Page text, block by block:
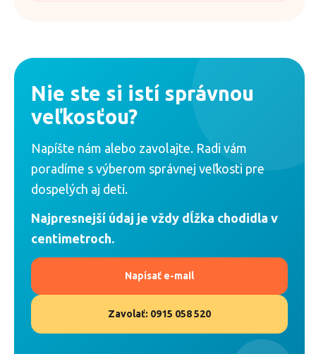
Nie ste si istí správnou
veľkosťou?
Napíšte nám alebo zavolajte. Radi vám
poradíme s výberom správnej veľkosti pre
dospelých aj deti.
Najpresnejší údaj je vždy dĺžka chodidla v
centimetroch.
Napísať e-mail
Zavolať: 0915 058 520